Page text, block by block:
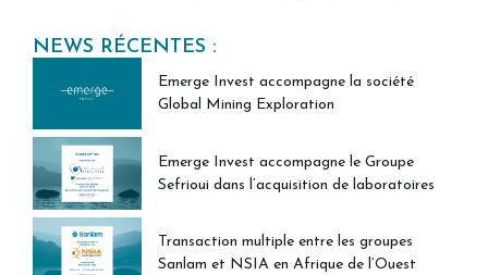
NEWS RÉCENTES :
Emerge Invest accompagne la société
Global Mining Exploration
Emerge Invest accompagne le Groupe
Sefrioui dans l’acquisition de laboratoires
Transaction multiple entre les groupes
Sanlam et NSIA en Afrique de l’Ouest